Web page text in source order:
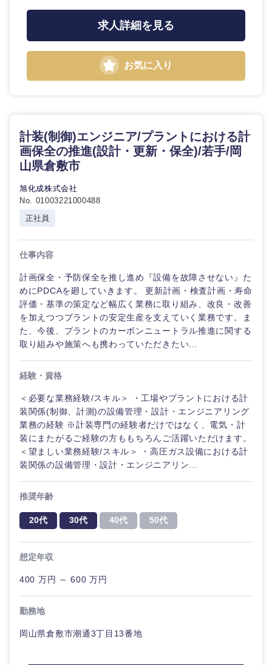
近畿地方
滋賀県 京都府
大阪府
求人詳細を見る
お気に入り
計装(制御)エンジニア/プラントにおける計
画保全の推進(設計・更新・保全)/若手/岡
山県倉敷市
旭化成株式会社
No. 01003221000488
正社員
仕事内容
計画保全・予防保全を推し進め『設備を故障させない』た
めにPDCAを廻していきます。 更新計画・検査計画・寿命
評価・基準の策定など幅広く業務に取り組み、改良・改善
を加えつつプラントの安定生産を支えていく業務です。ま
た、今後、プラントのカーボンニュートラル推進に関する
取り組みや施策へも携わっていただきたい...
経験・資格
＜必要な業務経験/スキル＞ ・工場やプラントにおける計
装関係(制御、計測)の設備管理・設計・エンジニアリング
業務の経験 ※計装専門の経験者だけではなく、電気・計
装にまたがるご経験の方ももちろんご活躍いただけます。
＜望ましい業務経験/スキル＞ ・高圧ガス設備における計
装関係の設備管理・設計・エンジニアリン...
推奨年齢
20代 30代 40代 50代
想定年収
400 万円 ～ 600 万円
勤務地
岡山県倉敷市潮通3丁目13番地